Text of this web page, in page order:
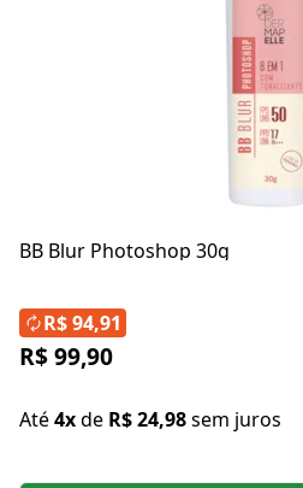
BB Blur Photoshop 30g
R$ 99,90
Até4xde R$ 24,98sem juros
R$ 94,91